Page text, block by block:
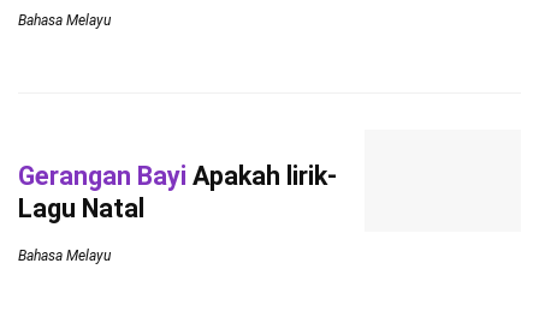
Bahasa Melayu
Gerangan Bayi Apakah lirik-
Lagu Natal
Bahasa Melayu